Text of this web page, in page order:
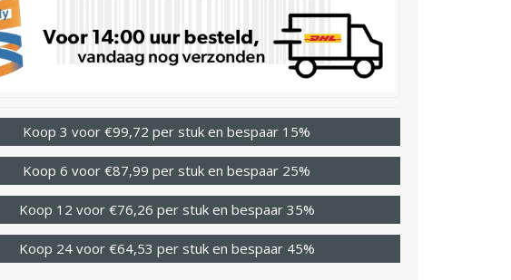
Koop 3 voor €99,72 per stuk en bespaar 15%
Koop 6 voor €87,99 per stuk en bespaar 25%
Koop 12 voor €76,26 per stuk en bespaar 35%
Koop 24 voor €64,53 per stuk en bespaar 45%